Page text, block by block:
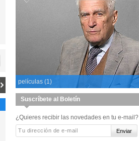
películas (1)
Suscríbete al Boletín
¿Quieres recibir las novedades en tu e-mail?